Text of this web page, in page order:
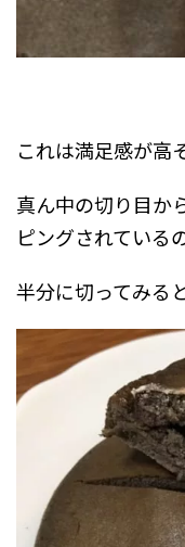
これは満足感が高
真ん中の切り目か
ピングされている
半分に切ってみると